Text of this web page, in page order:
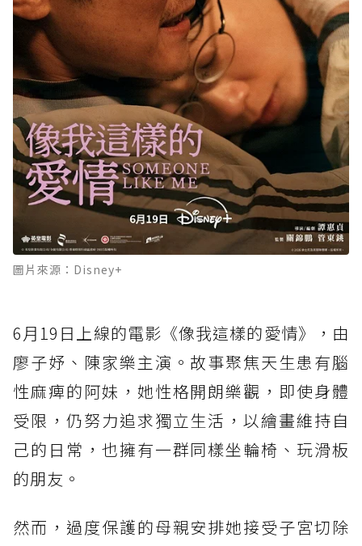
圖片來源：Disney+
6月19日上線的電影《像我這樣的愛情》，由
廖子妤、陳家樂主演。故事聚焦天生患有腦
性麻痺的阿妹，她性格開朗樂觀，即使身體
受限，仍努力追求獨立生活，以繪畫維持自
己的日常，也擁有一群同樣坐輪椅、玩滑板
的朋友。
然而，過度保護的母親安排她接受子宮切除